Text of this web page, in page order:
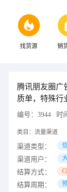
找货源 销
腾讯朋友圈广
质单，特殊行
编号： 3944 时
类目： 流量渠道
渠道类型：
渠道用户：
结算方式：
结算周期：